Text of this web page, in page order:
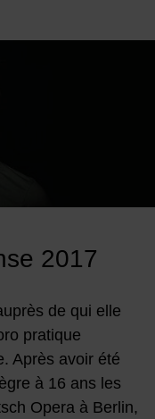
2017
de qui elle
pratique
Après avoir été
à 16 ans les
Opera à Berlin,